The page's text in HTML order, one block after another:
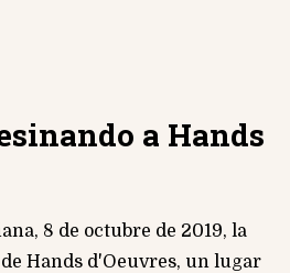
a Hands
8 de octubre de 2019, la
Hands d'Oeuvres, un lugar